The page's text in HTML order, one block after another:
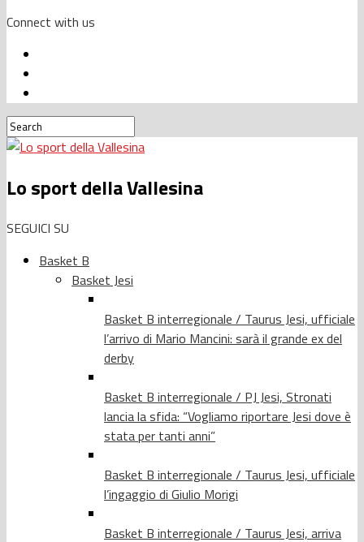
Connect with us
Lo sport della Vallesina
SEGUICI SU
Basket B
Basket Jesi
Basket B interregionale / Taurus Jesi, ufficiale
l’arrivo di Mario Mancini: sarà il grande ex del
derby
Basket B interregionale / PJ Jesi, Stronati
lancia la sfida: “Vogliamo riportare Jesi dove è
stata per tanti anni”
Basket B interregionale / Taurus Jesi, ufficiale
l’ingaggio di Giulio Morigi
Basket B interregionale / Taurus Jesi, arriva